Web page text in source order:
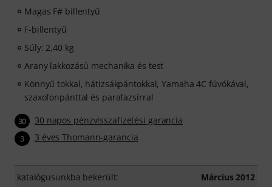
Magas F# billentyű
F-billentyű
Súly: 2,40 kg
Arany lakkozású mechanika és test
Könnyű tokkal, hátizsákpántokkal, Yamaha 4C fúvókával,
szaxofonpánttal és parafazsírral
30 30 napos pénzvisszafizetési garancia
3 3 éves Thomann-garancia
katalógusunkba bekerült: Március 2012